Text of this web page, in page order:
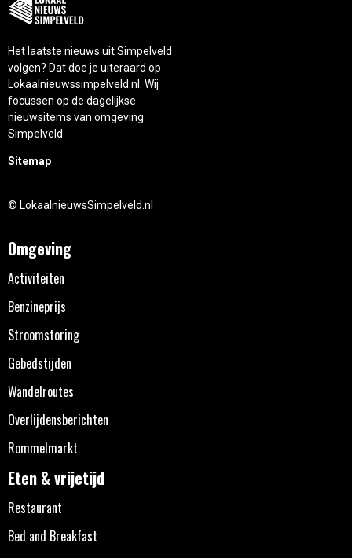
Het laatste nieuws uit Simpelveld
volgen? Dat doe je uiteraard op
Lokaalnieuwssimpelveld.nl. Wij
focussen op de dagelijkse
nieuwsitems van omgeving
Simpelveld.
Sitemap
© LokaalnieuwsSimpelveld.nl
Omgeving
Activiteiten
Benzineprijs
Stroomstoring
Gebedstijden
Wandelroutes
Overlijdensberichten
Rommelmarkt
Eten & vrijetijd
Restaurant
Bed and Breakfast